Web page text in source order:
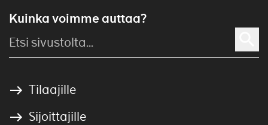
Kuinka voimme auttaa?
Tilaajille
Sijoittajille